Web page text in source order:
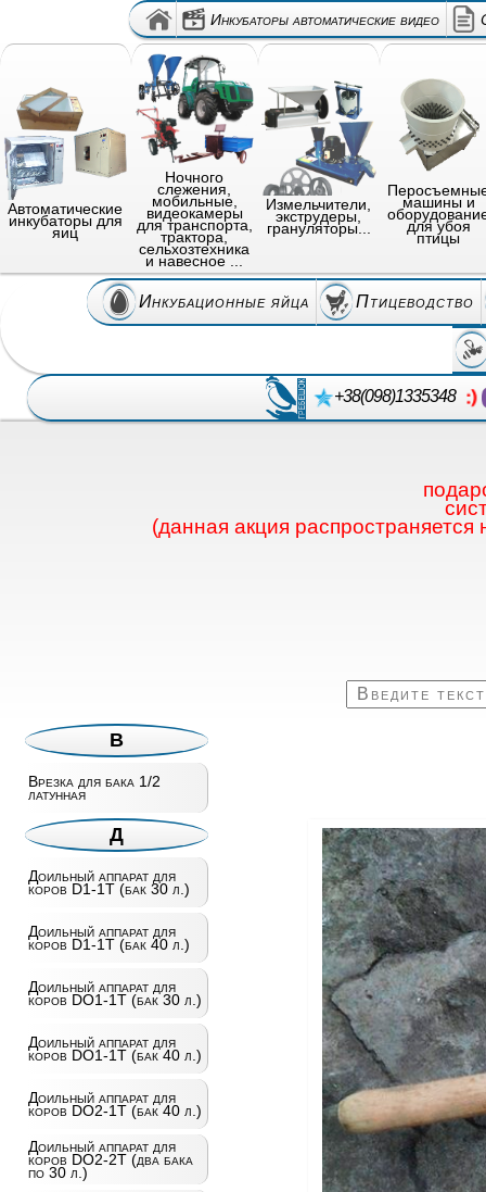
Инкубаторы автоматические видео
Автоматические
инкубаторы для
яиц
Ночного
слежения,
мобильные,
видеокамеры
для транспорта,
трактора,
сельхозтехника
и навесное ...
Измельчители,
экструдеры,
грануляторы...
машины и
для убоя
птицы
Инкубационные яйца Птицеводство
+38(098)1335348
(данная акция
В
Врезка для бака 1/2
латунная
Д
Доильный аппарат для
коров D1-1T (бак 30 л.)
Доильный аппарат для
коров D1-1T (бак 40 л.)
Доильный аппарат для
коров DO1-1T (бак 30 л.)
Доильный аппарат для
коров DO1-1T (бак 40 л.)
Доильный аппарат для
коров DO2-1T (бак 40 л.)
Доильный аппарат для
коров DO2-2T (два бака
по 30 л.)